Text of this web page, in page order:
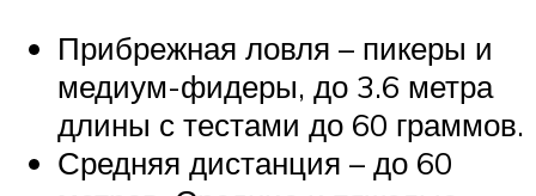
Прибрежная ловля – пикеры и
медиум-фидеры, до 3.6 метра
длины с тестами до 60 граммов.
Средняя дистанция – до 60